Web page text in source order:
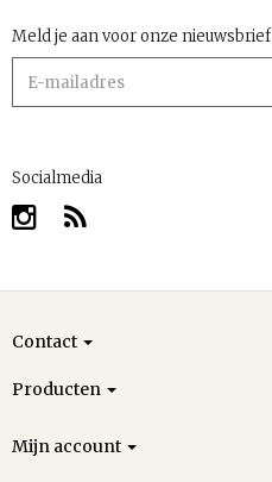
Meld je aan voor onze nieuwsbrief
Socialmedia
Contact
Producten
Mijn account